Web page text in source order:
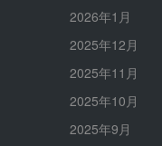
2026年1月
2025年12月
2025年11月
2025年10月
2025年9月